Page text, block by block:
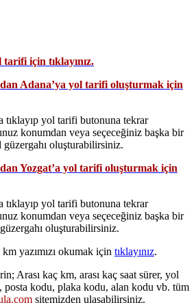
tarifi için tıklayınız.
Adana’ya yol tarifi oluşturmak için
tıklayıp yol tarifi butonuna tekrar
konumdan veya seçeceğiniz başka bir
oluşturabilirsiniz.
Yozgat’a yol tarifi oluşturmak için
tıklayıp yol tarifi butonuna tekrar
konumdan veya seçeceğiniz başka bir
oluşturabilirsiniz.
yazımızı okumak için tıklayınız.
Arası kaç km, arası kaç saat sürer, yol
kodu, plaka kodu, alan kodu vb. tüm
sitemizden ulaşabilirsiniz.